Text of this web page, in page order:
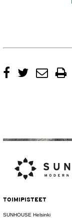
TOIMIPISTEET
SUNHOUSE Helsinki